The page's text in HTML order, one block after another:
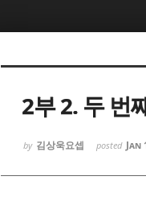
2부 2. 두 번
by 김상욱요셉 posted Jan
Sketchbook5,
Sketchbook5,